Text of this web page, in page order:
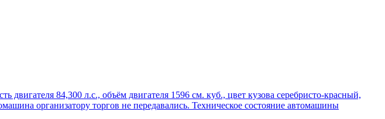
84,300 л.с., объём двигателя 1596 см. куб., цвет кузова серебристо-красный,
организатору торгов не передавались. Техническое состояние автомашины